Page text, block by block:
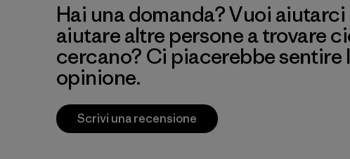
Hai una domanda? Vuoi
aiutare altre persone a trovare
cercano? Ci piacerebbe sentire
opinione.
Scrivi una recensione